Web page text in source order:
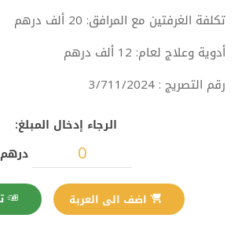
تكلفة الغرفتين مع المرافق: 20 ألف درهم
أدوية وعلاج لعام: 12 ألف درهم
رقم التصريج : 3/711/2024
الرجاء إدخال المبلغ:
درهم